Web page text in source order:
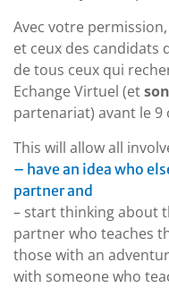
Avec votre
et ceux des candidats
de tous ceux qui
Echange Virtuel (et
partenariat) avant le 9
This will allow all
– have an idea who
partner and
– start thinking about
partner who teaches
those with an
with someone who